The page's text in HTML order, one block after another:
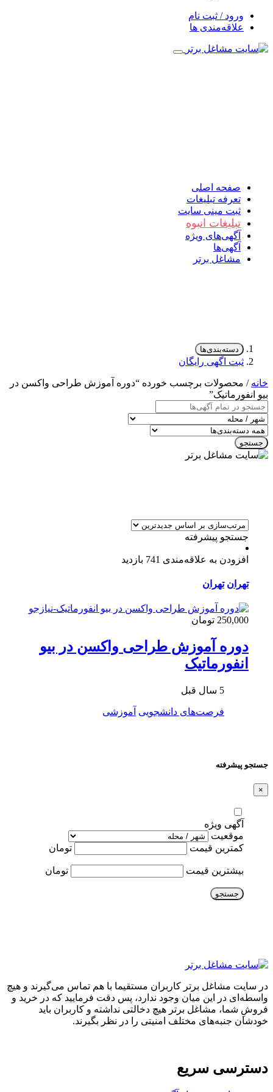
ورود / ثبت نام
علاقه‌مندی ها
صفحه اصلی
تعرفه تبلیغات
ثبت مینی سایت
تبلیغات انبوه
آگهی‌های ویژه
آگهی‌ها
مشاغل برتر
دسته‌بندی‌ها
ثبت اگهی رایگان
خانه / محصولات برچسب خورده “دوره آموزش طراحی واکسن در
بیو انفورماتیک”
جستجو
جستجو پیشرفته
افزودن به علاقه‌مندی 741 بازدید
تهران تهران
250,000 تومان
دوره آموزش طراحی واکسن در بیو
انفورماتیک
5 سال قبل
فرصت‌های دانشجویی آموزشی
جستجو پیشرفته
×
آگهی ویژه
موقعیت
کمترین قیمت
تومان
بیشترین قیمت تومان
جستجو
در سایت مشاغل برتر کاربران مستقیما با هم تماس می‌گیرند و هیچ
واسطه‌ای در این میان وجود ندارد، پس دقت فرمایید که در خرید و
فروشِ شما، مشاغل برتر هیچ دخالتی نداشته و کاربران باید
خودشان جنبه‌های مختلف امنیتی را در نظر بگیرند.
دسترسی سریع